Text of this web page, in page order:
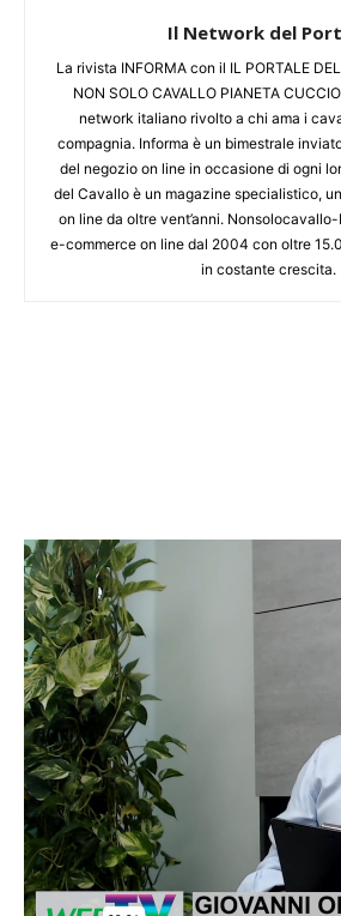
Il Network del
La rivista INFORMA con il IL PORTALE
NON SOLO CAVALLO PIANETA
network italiano rivolto a chi ama i
compagnia. Informa è un bimestrale
del negozio on line in occasione di ogni
del Cavallo è un magazine specialistico,
on line da oltre vent’anni.
e-commerce on line dal 2004 con oltre
in costante crescita.